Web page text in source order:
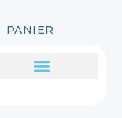
PANIER